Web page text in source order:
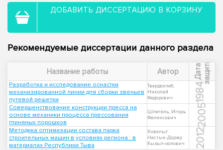
ДОБАВИТЬ ДИССЕРТАЦИЮ В КОРЗИНУ
Рекомендуемые диссертации данного раздела
Название работы Автор Д
а
т
а
з
а
щ
и
т ы
Разработка и исследование оснастки
механизированной линии для сборки звеньев
путевой решетки
Твердохлеб,
Николай
Федорович
1984
Совершенствование конструкции пресса на
основе механики процесса прессования
глиняных порошков
Шлегель, Игорь
Феликсович
2005
Методика оптимизации состава парка
строительных машин в условиях региона : в
материалах Республики Тыва
Ховалыг
Настык-Доржу
Кызыл-оолович
2012